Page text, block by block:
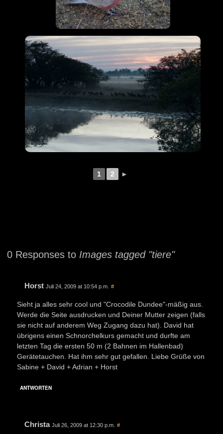
1 2 ►
0 Responses to Images tagged "tiere"
Horst Juli 24, 2009 at 10:54 p.m. #
Sieht ja alles sehr cool und "Crocodile Dundee"-mäßig aus.
Werde die Seite ausdrucken und Deiner Mutter zeigen (falls
sie nicht auf anderem Weg Zugang dazu hat). David hat
übrigens einen Schnorchelkurs gemacht und durfte am
letzten Tag die ersten 50 m (2 Bahnen im Hallenbad)
Gerätetauchen. Hat ihm sehr gut gefallen. Liebe Grüße von
Sabine + David + Adrian + Horst
ANTWORTEN
Christa Juli 26, 2009 at 12:30 p.m. #